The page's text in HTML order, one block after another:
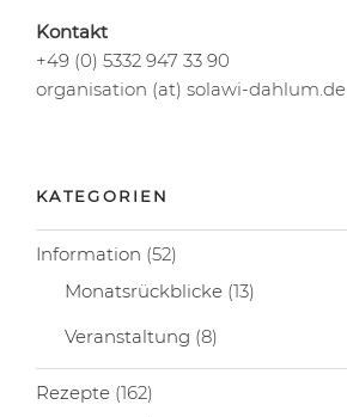
Kontakt
+49 (0) 5332 947 33 90
organisation (at) solawi-dahlum.de
KATEGORIEN
Information (52)
Monatsrückblicke (13)
Veranstaltung (8)
Rezepte (162)